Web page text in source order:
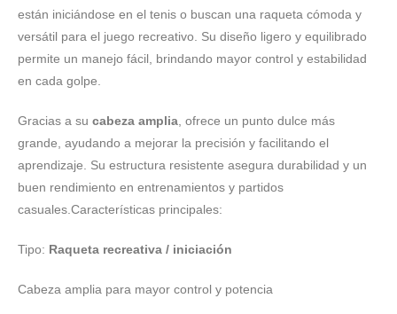
están iniciándose en el tenis o buscan una raqueta cómoda y
versátil para el juego recreativo. Su diseño ligero y equilibrado
permite un manejo fácil, brindando mayor control y estabilidad
en cada golpe.
Gracias a su cabeza amplia , ofrece un punto dulce más
grande, ayudando a mejorar la precisión y facilitando el
aprendizaje. Su estructura resistente asegura durabilidad y un
buen rendimiento en entrenamientos y partidos
casuales.Características principales:
Tipo: Raqueta recreativa / iniciación
Cabeza amplia para mayor control y potencia